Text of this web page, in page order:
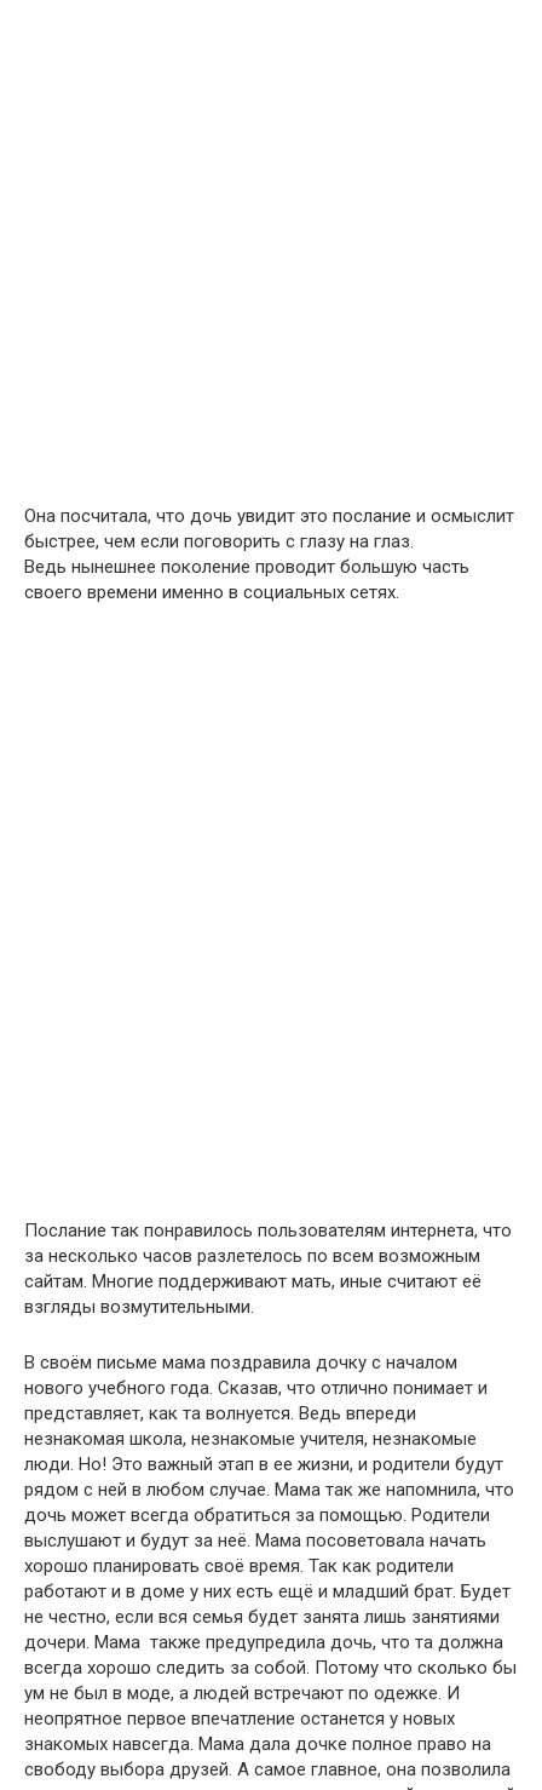
Она посчитала, что дочь увидит это послание и осмыслит
быстрее, чем если поговорить с глазу на глаз.
Ведь нынешнее поколение проводит большую часть
своего времени именно в социальных сетях.
Послание так понравилось пользователям интернета, что
за несколько часов разлетелось по всем возможным
сайтам. Многие поддерживают мать, иные считают её
взгляды возмутительными.
В своём письме мама поздравила дочку с началом
нового учебного года. Сказав, что отлично понимает и
представляет, как та волнуется. Ведь впереди
незнакомая школа, незнакомые учителя, незнакомые
люди. Но! Это важный этап в ее жизни, и родители будут
рядом с ней в любом случае. Мама так же напомнила, что
дочь может всегда обратиться за помощью. Родители
выслушают и будут за неё. Мама посоветовала начать
хорошо планировать своё время. Так как родители
работают и в доме у них есть ещё и младший брат. Будет
не честно, если вся семья будет занята лишь занятиями
дочери. Мама также предупредила дочь, что та должна
всегда хорошо следить за собой. Потому что сколько бы
ум не был в моде, а людей встречают по одежке. И
неопрятное первое впечатление останется у новых
знакомых навсегда. Мама дала дочке полное право на
свободу выбора друзей. А самое главное, она позволила